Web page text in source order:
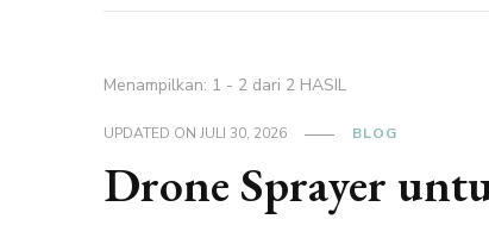
Menampilkan: 1 - 2 dari 2 HASIL
UPDATED ONJULI 30, 2026 BLOG
Drone Sprayer